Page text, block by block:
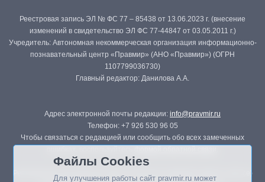
Реестровая запись ЭЛ № ФС 77 – 85438 от 13.06.2023 г. (внесение
изменений в свидетельство ЭЛ ФС 77-44847 от 03.05.2011 г.)
Учредитель: Автономная некоммерческая организация информационно-
познавательный центр «Правмир» (АНО «Правмир») (ОГРН
1107799036730)
Главный редактор: Данилова А.А.
Адрес электронной почты редакции: info@pravmir.ru
Телефон: +7 926 530 96 05
Чтобы связаться с редакцией или сообщить обо всех замеченных
Републикация материалов сайта в печатных изданиях (книгах, прессе)
Файлы Cookies
Для улучшения работы сайт pravmir.ru может